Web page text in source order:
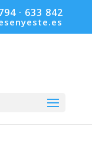
· 633 842